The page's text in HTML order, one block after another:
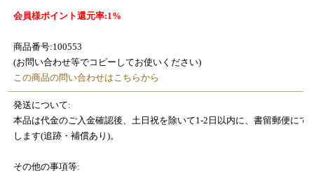
会員様ポイント還元率:1%
商品番号:100553
(お問い合わせ等でコピーしてお使いください)
この商品の問い合わせはこちらから
発送について:
本品は代金のご入金確認後、土日祝を除いて1-2日以内に、書留郵便にて
します(追跡・補償あり)。
その他の事項等: